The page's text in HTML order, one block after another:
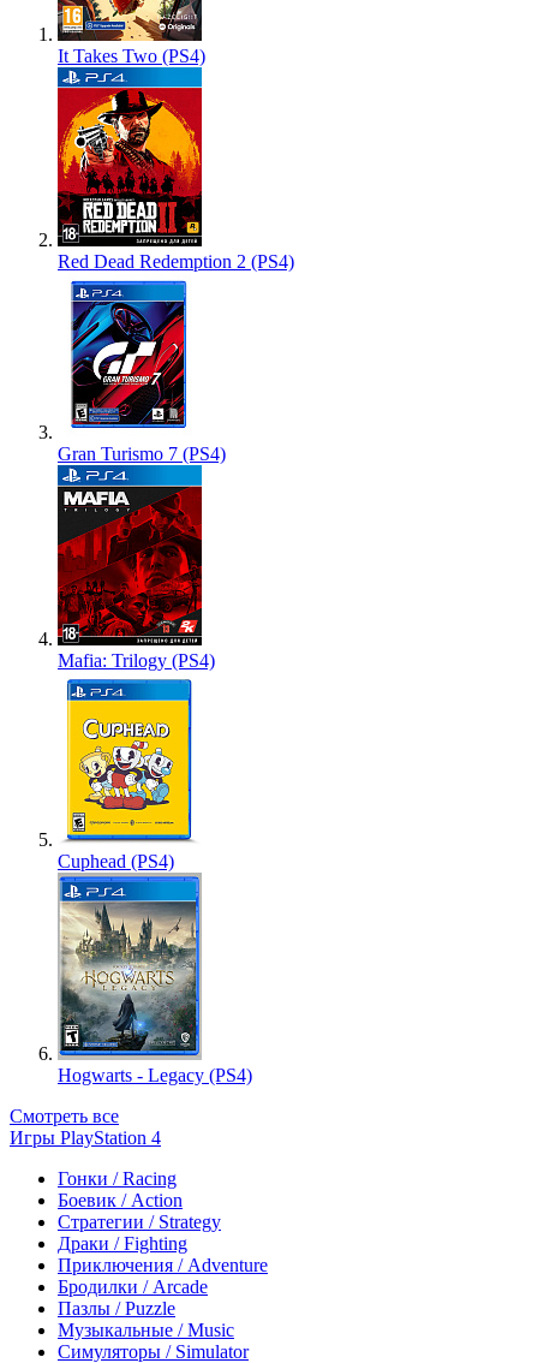
It Takes Two (PS4)
Red Dead Redemption 2 (PS4)
Gran Turismo 7 (PS4)
Mafia: Trilogy (PS4)
Cuphead (PS4)
Hogwarts - Legacy (PS4)
Смотреть все
Игры PlayStation 4
Гонки / Racing
Боевик / Action
Стратегии / Strategy
Драки / Fighting
Приключения / Adventure
Бродилки / Arcade
Пазлы / Puzzle
Музыкальные / Music
Симуляторы / Simulator